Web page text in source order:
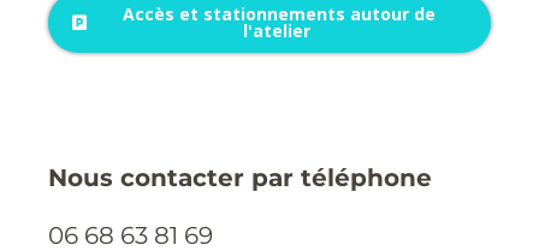
Accès et stationnements autour de
l'atelier
Nous contacter par téléphone
06 68 63 81 69